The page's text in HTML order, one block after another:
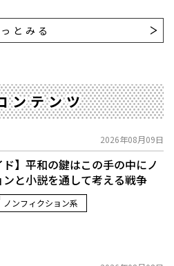
とみる
ンテンツ
2026年08月09日
ド】平和の鍵はこの手の中に――ノ
ンと小説を通して考える戦争
ノンフィクション系